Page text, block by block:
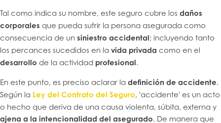
Tal como indica su nombre, este seguro cubre los daños
corporales que pueda sufrir la persona asegurada como
consecuencia de un siniestro accidental; incluyendo tanto
los percances sucedidos en la vida privada como en el
desarrollo de la actividad profesional.
En este punto, es preciso aclarar la definición de accidente.
Según la Ley del Contrato del Seguro, 'accidente' es un acto
o hecho que deriva de una causa violenta, súbita, externa y
ajena a la intencionalidad del asegurado. De manera que